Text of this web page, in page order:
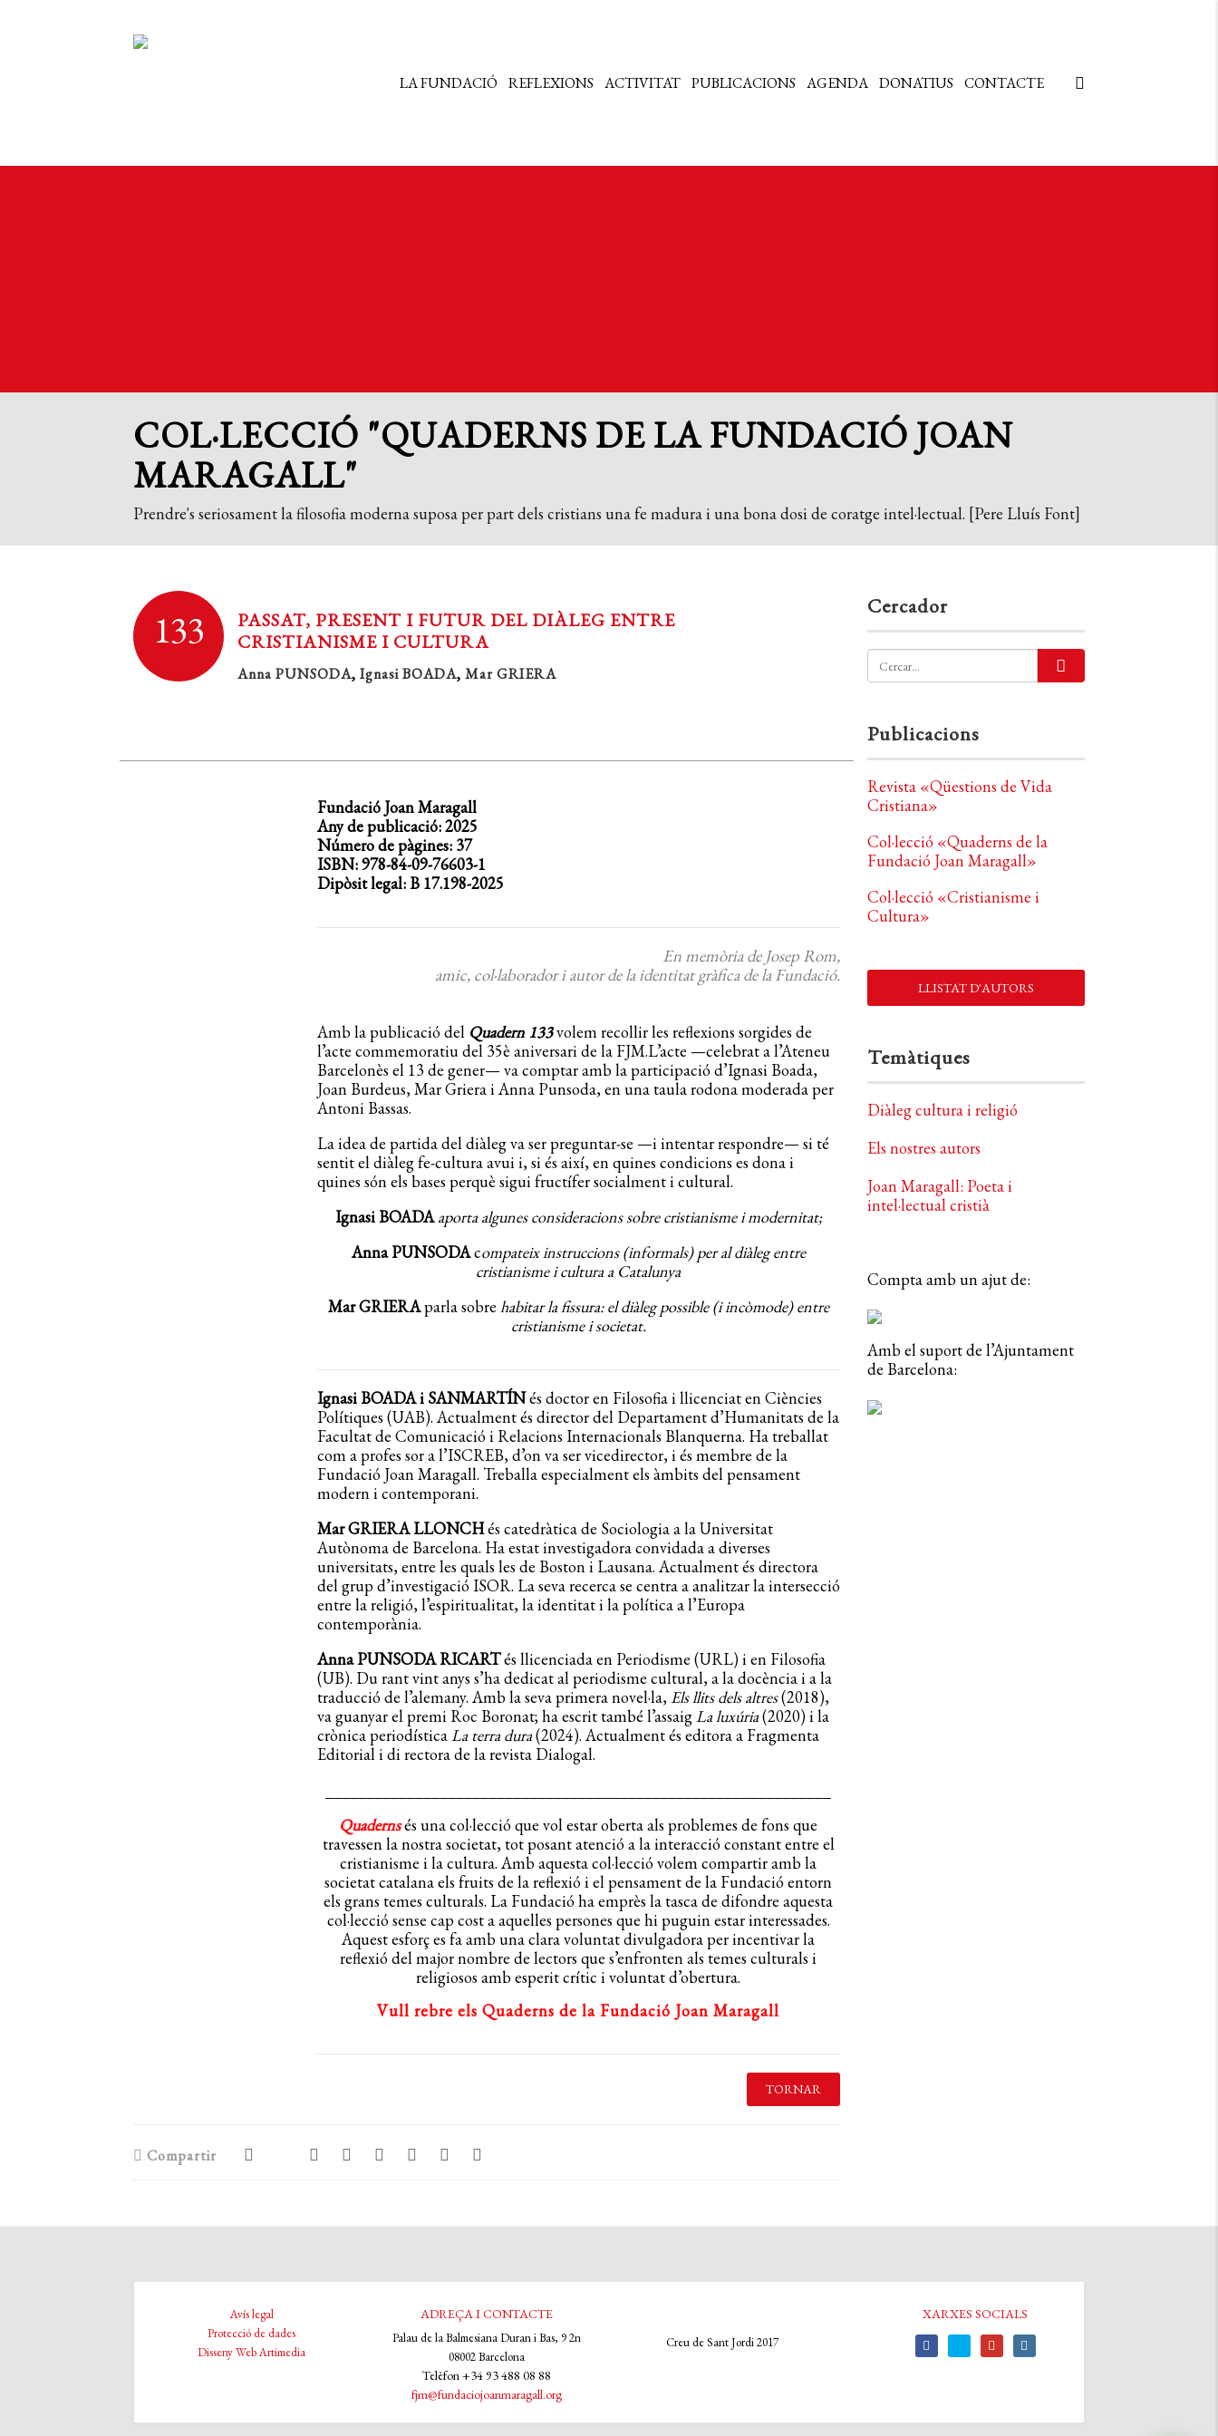
LA FUNDACIÓ REFLEXIONS ACTIVITAT PUBLICACIONS AGENDA DONATIUS CONTACTE
COL·LECCIÓ "QUADERNS DE LA FUNDACIÓ JOAN
MARAGALL"
Prendre's seriosament la filosofia moderna suposa per part dels cristians una fe madura i una bona dosi de coratge intel·lectual. [Pere Lluís Font]
133
PASSAT, PRESENT I FUTUR DEL DIÀLEG ENTRE
CRISTIANISME I CULTURA
Anna PUNSODA, Ignasi BOADA, Mar GRIERA
Fundació Joan Maragall
Any de publicació: 2025
Número de pàgines: 37
ISBN: 978-84-09-76603-1
Dipòsit legal: B 17.198-2025
En memòria de Josep Rom,
amic, col·laborador i autor de la identitat gràfica de la Fundació.
Amb la publicació del Quadern 133volem recollir les reflexions sorgides de
l’acte commemoratiu del 35è aniversari de la FJM.L’acte —celebrat a l’Ateneu
Barcelonès el 13 de gener— va comptar amb la participació d’Ignasi Boada,
Joan Burdeus, Mar Griera i Anna Punsoda, en una taula rodona moderada per
Antoni Bassas.
La idea de partida del diàleg va ser preguntar-se —i intentar respondre— si té
sentit el diàleg fe-cultura avui i, si és així, en quines condicions es dona i
quines són els bases perquè sigui fructífer socialment i cultural.
Ignasi BOADA aporta algunes consideracions sobre cristianisme i modernitat;
Anna PUNSODAcompateix instruccions (informals) per al diàleg entre
cristianisme icultura a Catalunya
Mar GRIERAparla sobre habitar la fissura: el diàleg possible (i incòmode) entre
cristianisme i societat.
Ignasi BOADA i SANMARTÍNés doctor en Filosofia i llicenciat en Ciències
Polítiques (UAB). Actualment és director del Departament d’Humanitats de la
Facultat de Comunicació i Relacions Internacionals Blanquerna. Ha treballat
com a profes sor a l’ISCREB, d’on va ser vicedirector, i és membre de la
Fundació Joan Maragall. Treballa especialment els àmbits del pensament
modern i contemporani.
Mar GRIERA LLONCHés catedràtica de Sociologia a la Universitat
Autònoma de Barcelona. Ha estat investigadora convidada a diverses
universitats, entre les quals les de Boston i Lausana. Actualment és directora
del grup d’investigació ISOR. La seva recerca se centra a analitzar la intersecció
entre la religió, l’espiritualitat, la identitat i la política a l’Europa
contemporània.
Anna PUNSODA RICARTés llicenciada en Periodisme (URL) i en Filosofia
(UB). Du rant vint anys s’ha dedicat al periodisme cultural, a la docència i a la
traducció de l’alemany. Amb la seva primera novel·la, Els llits dels altres(2018),
va guanyar el premi Roc Boronat; ha escrit també l’assaigLa luxúria(2020) i la
crònica periodísticaLa terra dura(2024). Actualment és editora a Fragmenta
Editorial i di rectora de la revista Dialogal.
Quadernsés una col·lecció que vol estar oberta als problemes de fons que
travessen la nostra societat, tot posant atenció a la interacció constant entre el
cristianisme i la cultura. Amb aquesta col·lecció volem compartir amb la
societat catalana els fruits de la reflexió i el pensament de la Fundació entorn
els grans temes culturals. La Fundació ha emprès la tasca de difondre aquesta
col·lecció sense cap cost a aquelles persones que hi puguin estar interessades.
Aquest esforç es fa amb una clara voluntat divulgadora per incentivar la
reflexió del major nombre de lectors que s’enfronten als temes culturals i
religiosos amb esperit crític i voluntat d’obertura.
Vull rebre els Quaderns de la Fundació Joan Maragall
TORNAR
Compartir
Cercador
Publicacions
Revista «Qüestions de Vida
Cristiana»
Col·lecció «Quaderns de la
Fundació Joan Maragall»
Col·lecció «Cristianisme i
Cultura»
LLISTAT D'AUTORS
Temàtiques
Diàleg cultura i religió
Els nostres autors
Joan Maragall: Poeta i
intel·lectual cristià
Compta amb un ajut de:
Amb el suport de l’Ajuntament
de Barcelona:
Avís legal
Protecció de dades
Disseny Web Artimedia
ADREÇA I CONTACTE
Palau de la Balmesiana Duran i Bas, 9 2n
08002 Barcelona
Telèfon +34 93 488 08 88
fjm@fundaciojoanmaragall.org
Creu de Sant Jordi 2017
XARXES SOCIALS